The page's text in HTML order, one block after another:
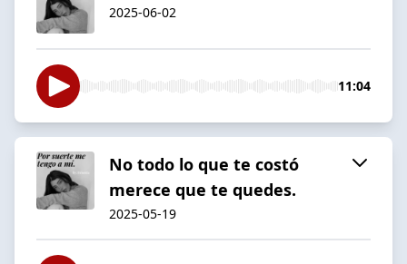
2025-06-02
11:04
No todo lo que te costó
merece que te quedes.
2025-05-19